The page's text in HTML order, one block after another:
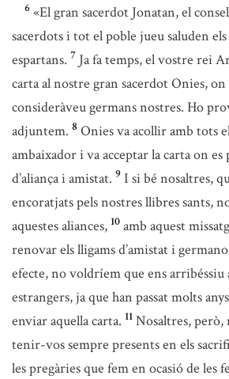
6 «El gran sacerdot Jonatan, el
sacerdots i tot el poble jueu saluden els
espartans. 7 Ja fa temps, el vostre rei
carta al nostre gran sacerdot Onies, on
consideràveu germans nostres. Ho
adjuntem. 8 Onies va acollir amb tots
ambaixador i va acceptar la carta on
d’aliança i amistat. 9 I si bé nosaltres,
encoratjats pels nostres llibres sants,
aquestes aliances, 10 amb aquest
renovar els lligams d’amistat i
efecte, no voldríem que ens arribéssiu
estrangers, ja que han passat molts
enviar aquella carta. 11 Nosaltres, però,
tenir-vos sempre presents en els
les pregàries que fem en ocasió de les